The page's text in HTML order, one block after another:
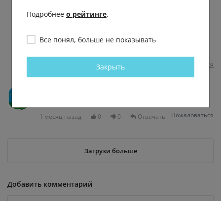
Ольга
ещё и попы подхватили. Такое
1 месяц назад Пожаловаться
1 месяц назад 0 0 Отвечать Пожаловаться
Загрузи больше
Добавить комментарий
Подробнее о рейтинге.
Все понял, больше не показывать
Закрыть